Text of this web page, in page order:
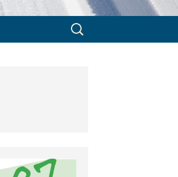
Suchen
nach: